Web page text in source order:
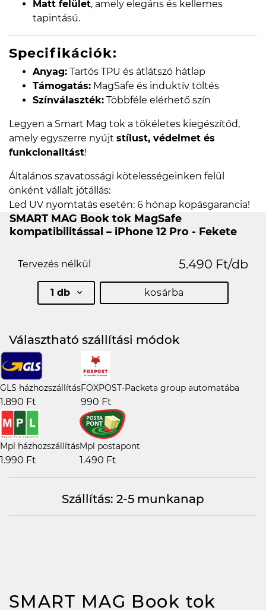
Matt felület, amely elegáns és kellemes
tapintású.
Specifikációk:
Anyag: Tartós TPU és átlátszó hátlap
Támogatás: MagSafe és induktív töltés
Színválaszték: Többféle elérhető szín
Legyen a Smart Mag tok a tökéletes kiegészítőd,
amely egyszerre nyújt stílust, védelmet és
funkcionalitást!
Általános szavatossági kötelességeinken felül
önként vállalt jótállás:
Led UV nyomtatás esetén: 6 hónap kopásgarancia!
SMART MAG Book tok MagSafe
kompatibilitással – iPhone 12 Pro - Fekete
Tervezés nélkül 5.490 Ft/db
1 db kosárba
Választható szállítási módok
GLS házhozszállítás
1.890 Ft
FOXPOST-Packeta group automatába
990 Ft
Mpl házhozszállítás
1.990 Ft
Mpl postapont
1.490 Ft
Szállítás: 2-5 munkanap
SMART MAG Book tok